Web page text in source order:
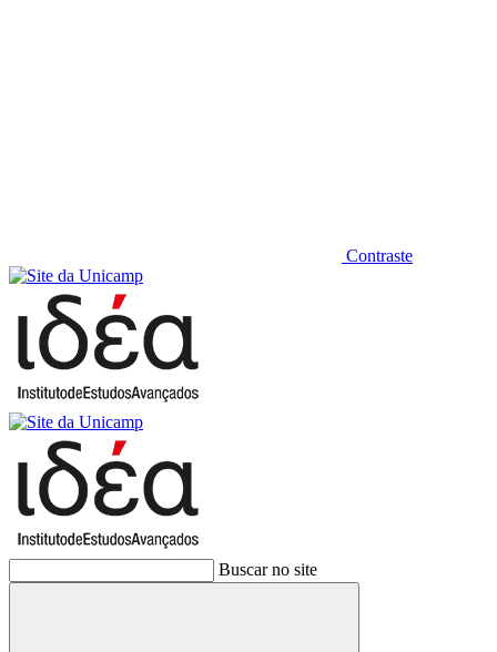
Contraste
Buscar no site